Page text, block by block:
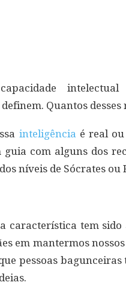
intelectual
Quantos desses
inteligência é real
guia com alguns dos
níveis de Sócrates ou
característica tem
em mantermos
pessoas